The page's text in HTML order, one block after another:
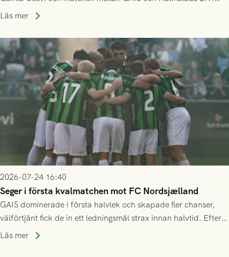
Allsvenskan! Avspark kl 16.30 på söndag 26/7.
Läs mer
2026-07-24 16:40
Seger i första kvalmatchen mot FC Nordsjælland
GAIS dominerade i första halvlek och skapade fler chanser,
välförtjänt fick de in ett ledningsmål strax innan halvtid. Efter
halvtidsvilan sjönk tempot när Nordsjälland tilläts ha mer av
Läs mer